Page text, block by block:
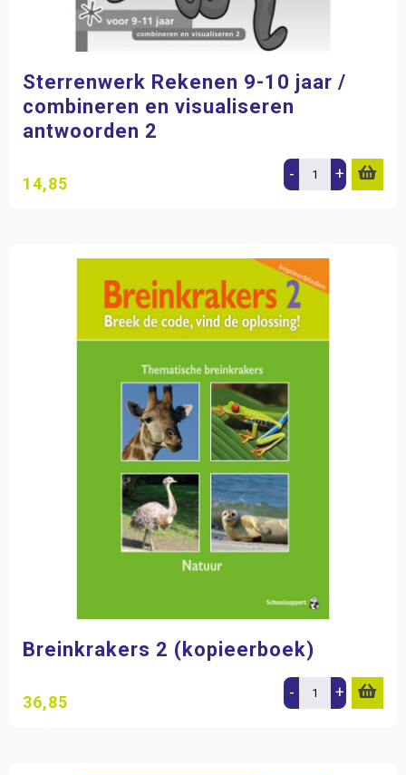
Sterrenwerk Rekenen 9-10 jaar /
combineren en visualiseren
antwoorden 2
14,85 - +
Breinkrakers 2 (kopieerboek)
36,85 - +